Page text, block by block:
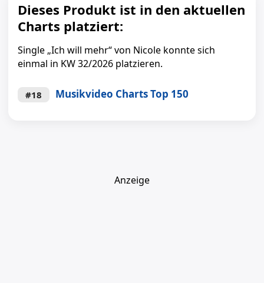
Dieses Produkt ist in den aktuellen
Charts platziert:
Single „Ich will mehr“ von Nicole konnte sich
einmal in KW 32/2026 platzieren.
#18 Musikvideo Charts Top 150
Anzeige